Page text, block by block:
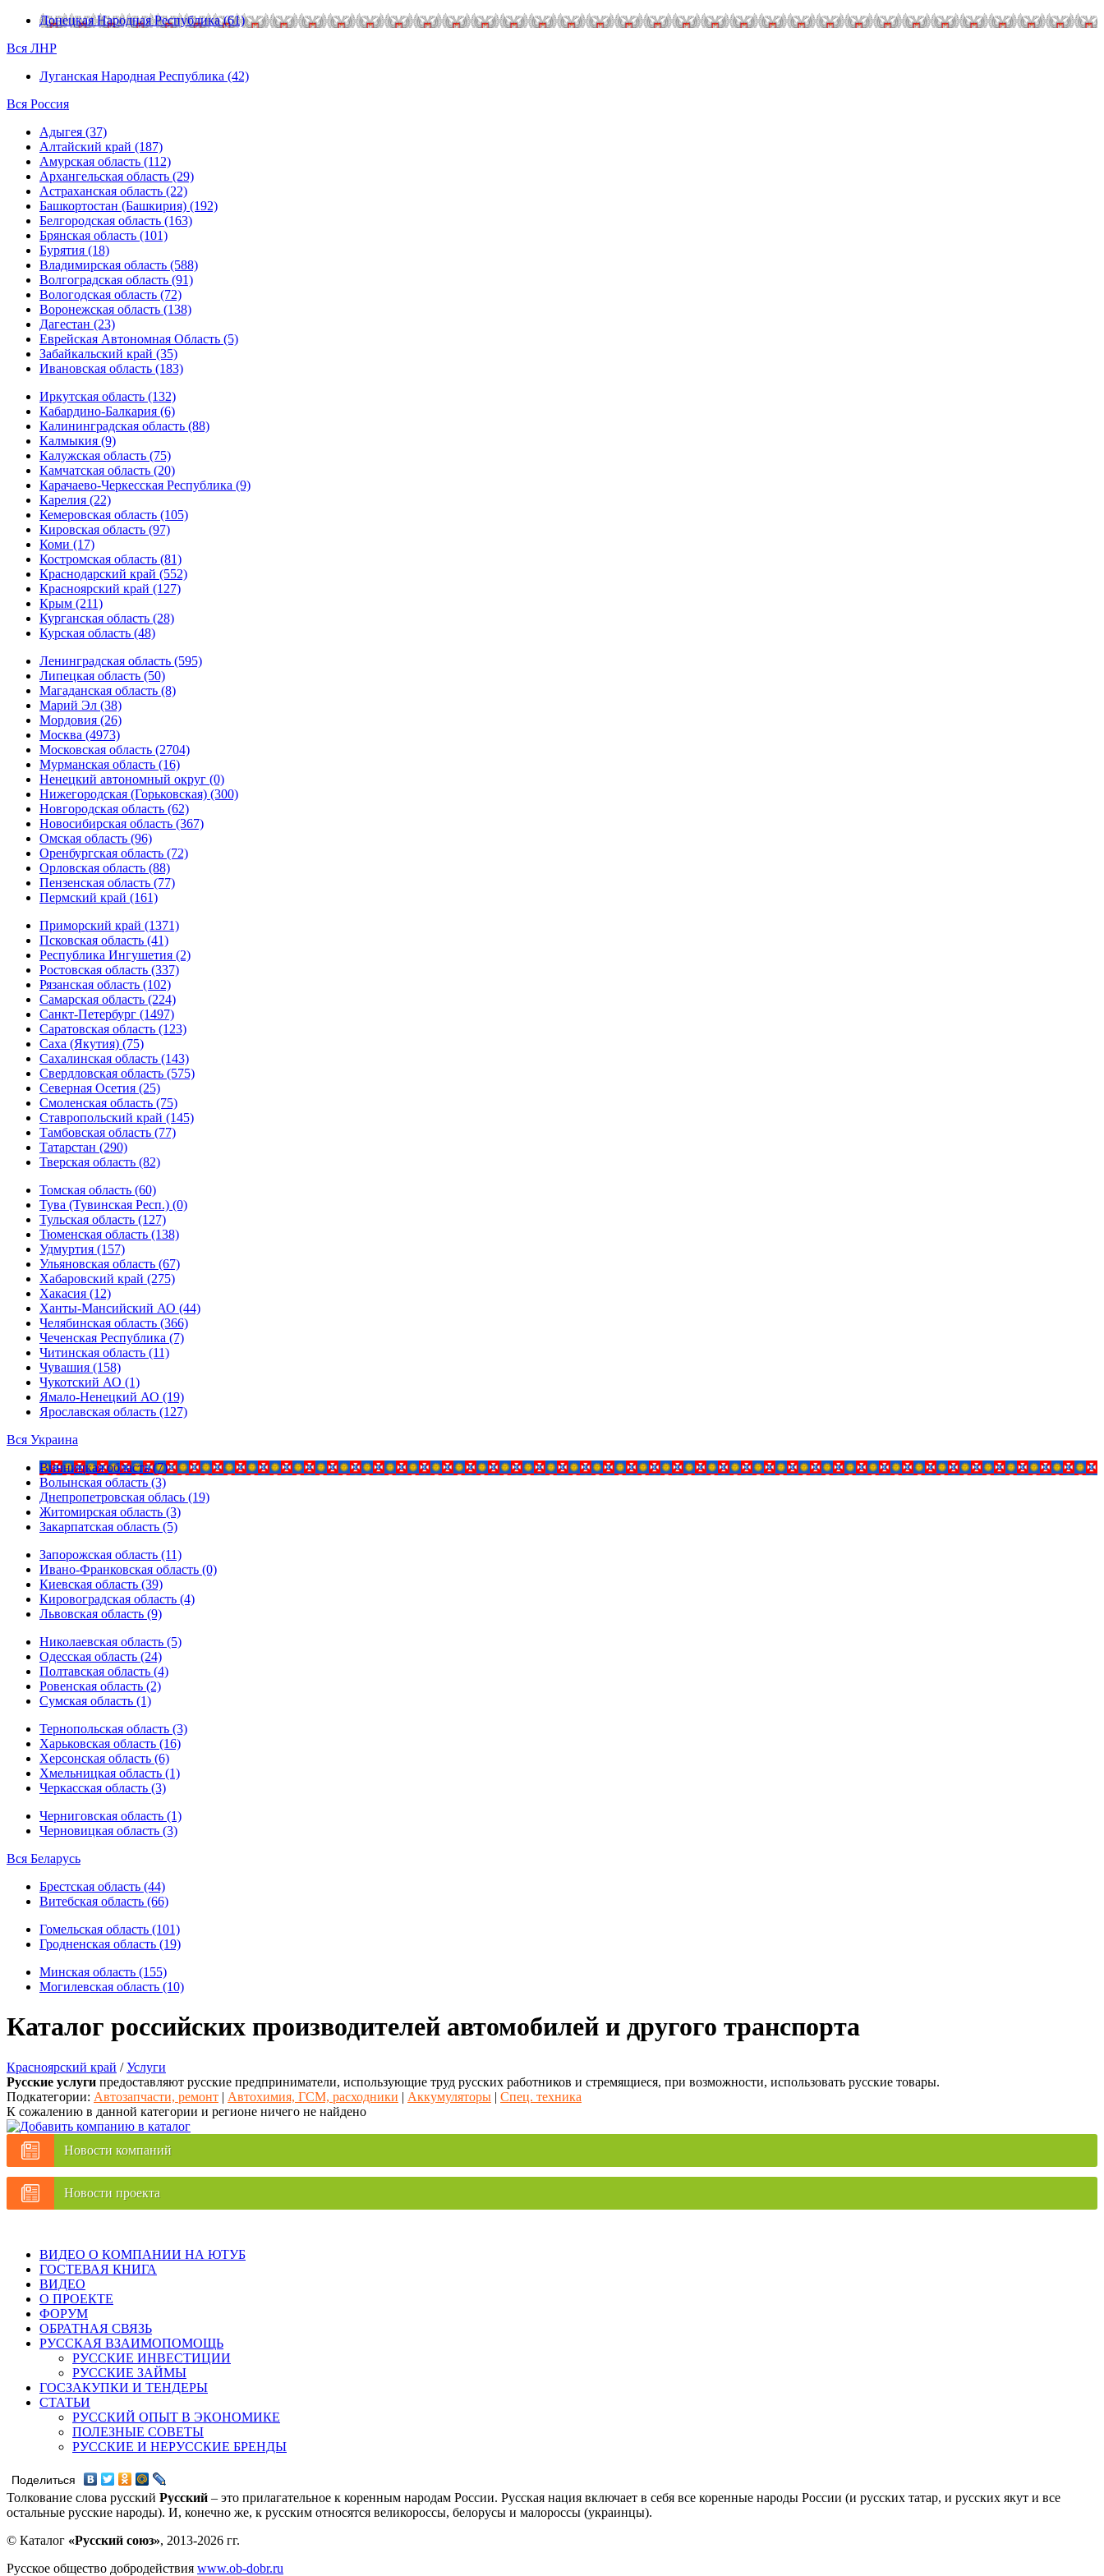
Донецкая Народная Республика (61)
Вся ЛНР
Луганская Народная Республика (42)
Вся Россия
Адыгея (37)
Алтайский край (187)
Амурская область (112)
Архангельская область (29)
Астраханская область (22)
Башкортостан (Башкирия) (192)
Белгородская область (163)
Брянская область (101)
Бурятия (18)
Владимирская область (588)
Волгоградская область (91)
Вологодская область (72)
Воронежская область (138)
Дагестан (23)
Еврейская Автономная Область (5)
Забайкальский край (35)
Ивановская область (183)
Иркутская область (132)
Кабардино-Балкария (6)
Калининградская область (88)
Калмыкия (9)
Калужская область (75)
Камчатская область (20)
Карачаево-Черкесская Республика (9)
Карелия (22)
Кемеровская область (105)
Кировская область (97)
Коми (17)
Костромская область (81)
Краснодарский край (552)
Красноярский край (127)
Крым (211)
Курганская область (28)
Курская область (48)
Ленинградская область (595)
Липецкая область (50)
Магаданская область (8)
Марий Эл (38)
Мордовия (26)
Москва (4973)
Московская область (2704)
Мурманская область (16)
Ненецкий автономный округ (0)
Нижегородская (Горьковская) (300)
Новгородская область (62)
Новосибирская область (367)
Омская область (96)
Оренбургская область (72)
Орловская область (88)
Пензенская область (77)
Пермский край (161)
Приморский край (1371)
Псковская область (41)
Республика Ингушетия (2)
Ростовская область (337)
Рязанская область (102)
Самарская область (224)
Санкт-Петербург (1497)
Саратовская область (123)
Саха (Якутия) (75)
Сахалинская область (143)
Свердловская область (575)
Северная Осетия (25)
Смоленская область (75)
Ставропольский край (145)
Тамбовская область (77)
Татарстан (290)
Тверская область (82)
Томская область (60)
Тува (Тувинская Респ.) (0)
Тульская область (127)
Тюменская область (138)
Удмуртия (157)
Ульяновская область (67)
Хабаровский край (275)
Хакасия (12)
Ханты-Мансийский АО (44)
Челябинская область (366)
Чеченская Республика (7)
Читинская область (11)
Чувашия (158)
Чукотский АО (1)
Ямало-Ненецкий АО (19)
Ярославская область (127)
Вся Украина
Винницкая область (7)
Волынская область (3)
Днепропетровская облась (19)
Житомирская область (3)
Закарпатская область (5)
Запорожская область (11)
Ивано-Франковская область (0)
Киевская область (39)
Кировоградская область (4)
Львовская область (9)
Николаевская область (5)
Одесская область (24)
Полтавская область (4)
Ровенская область (2)
Сумская область (1)
Тернопольская область (3)
Харьковская область (16)
Херсонская область (6)
Хмельницкая область (1)
Черкасская область (3)
Черниговская область (1)
Черновицкая область (3)
Вся Беларусь
Брестская область (44)
Витебская область (66)
Гомельская область (101)
Гродненская область (19)
Минская область (155)
Могилевская область (10)
Каталог российских производителей автомобилей и другого транспорта
Красноярский край /Услуги
Русские услуги предоставляют русские предприниматели, использующие труд русских работников и стремящиеся, при возможности, использовать русские товары.
Подкатегории: Автозапчасти, ремонт | Автохимия, ГСМ, расходники | Аккумуляторы | Спец. техника
К сожалению в данной категории и регионе ничего не найдено
Новости компаний
Новости проекта
ВИДЕО О КОМПАНИИ НА ЮТУБ
ГОСТЕВАЯ КНИГА
ВИДЕО
О ПРОЕКТЕ
ФОРУМ
ОБРАТНАЯ СВЯЗЬ
РУССКАЯ ВЗАИМОПОМОЩЬ
РУССКИЕ ИНВЕСТИЦИИ
РУССКИЕ ЗАЙМЫ
ГОСЗАКУПКИ И ТЕНДЕРЫ
СТАТЬИ
РУССКИЙ ОПЫТ В ЭКОНОМИКЕ
ПОЛЕЗНЫЕ СОВЕТЫ
РУССКИЕ И НЕРУССКИЕ БРЕНДЫ
Поделиться
Толкование слова русский Русский – это прилагательное к коренным народам России. Русская нация включает в себя все коренные народы России (и русских татар, и русских якут и все
остальные русские народы). И, конечно же, к русским относятся великороссы, белорусы и малороссы (украинцы).
© Каталог «Русский союз», 2013-2026 гг.
Русское общество добродействия www.ob-dobr.ru